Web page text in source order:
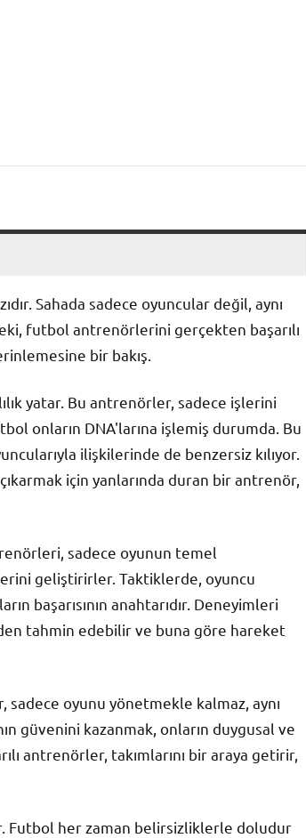
Sahada sadece oyuncular değil, aynı
futbol antrenörlerini gerçekten başarılı
bir bakış.
yatar. Bu antrenörler, sadece işlerini
onların DNA'larına işlemiş durumda. Bu
ilişkilerinde de benzersiz kılıyor.
için yanlarında duran bir antrenör,
sadece oyunun temel
geliştirirler. Taktiklerde, oyuncu
başarısının anahtarıdır. Deneyimleri
tahmin edebilir ve buna göre hareket
oyunu yönetmekle kalmaz, aynı
güvenini kazanmak, onların duygusal ve
antrenörler, takımlarını bir araya getirir,
Futbol her zaman belirsizliklerle doludur